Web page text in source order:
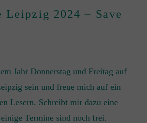
Leipzig 2024 – Save
Jahr Donnerstag und Freitag auf
sein und freue mich auf ein
Lesern. Schreibt mir dazu eine
Termine sind noch frei.